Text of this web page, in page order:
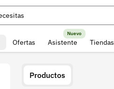
Ofertas Asistente
Nuevo
Tiendas
Productos